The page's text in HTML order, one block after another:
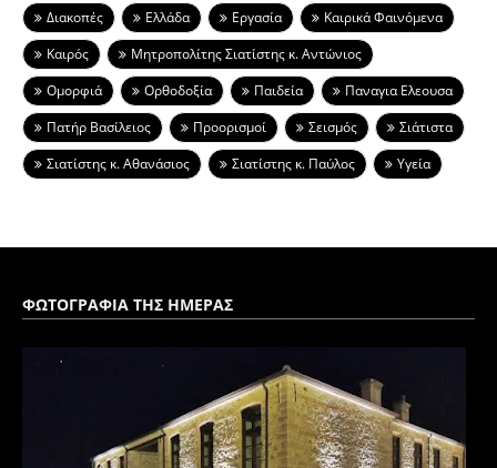
Διακοπές
Ελλάδα Εργασία
Καιρικά Φαινόμενα
Καιρός
Μητροπολίτης Σιατίστης κ. Αντώνιος
Ομορφιά
Ορθοδοξία Παιδεία
Παναγια Ελεουσα
Πατήρ Βασίλειος
Προορισμοί Σεισμός
Σιάτιστα
Σιατίστης κ. Αθανάσιος
Σιατίστης κ. Παύλος Υγεία
ΦΩΤΟΓΡΑΦΙΑ ΤΗΣ ΗΜΕΡΑΣ